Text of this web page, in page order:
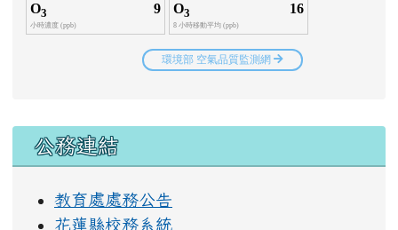
右邊區域內容
公務連結
教育處處務公告
花蓮縣校務系統